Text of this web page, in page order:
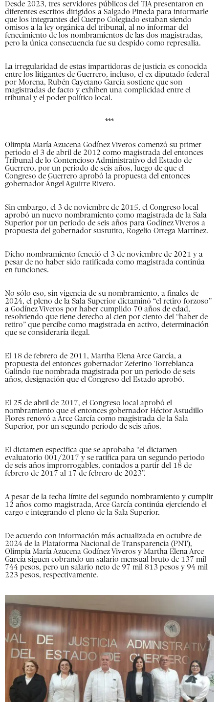
Desde 2023, tres servidores públicos del TJA presentaron en
diferentes escritos dirigidos a Salgado Pineda para informarle
que los integrantes del Cuerpo Colegiado estaban siendo
omisos a la ley orgánica del tribunal, al no informar del
fenecimiento de los nombramientos de las dos magistradas,
pero la única consecuencia fue su despido como represalia.
La irregularidad de estas impartidoras de justicia es conocida
entre los litigantes de Guerrero, incluso, el ex diputado federal
por Morena, Rubén Cayetano García sostiene que son
magistradas de facto y exhiben una complicidad entre el
tribunal y el poder político local.
***
Olimpia María Azucena Godínez Viveros comenzó su primer
periodo el 3 de abril de 2012 como magistrada del entonces
Tribunal de lo Contencioso Administrativo del Estado de
Guerrero, por un periodo de seis años, luego de que el
Congreso de Guerrero aprobó la propuesta del entonces
gobernador Ángel Aguirre Rivero.
Sin embargo, el 3 de noviembre de 2015, el Congreso local
aprobó un nuevo nombramiento como magistrada de la Sala
Superior por un periodo de seis años para Godínez Viveros a
propuesta del gobernador sustutito, Rogelio Ortega Martínez.
Dicho nombramiento feneció el 3 de noviembre de 2021 y a
pesar de no haber sido ratificada como magistrada continúa
en funciones.
No sólo eso, sin vigencia de su nombramiento, a finales de
2024, el pleno de la Sala Superior dictaminó “el retiro forzoso”
a Godínez Viveros por haber cumplido 70 años de edad,
resolviendo que tiene derecho al cien por ciento del “haber de
retiro” que percibe como magistrada en activo, determinación
que se consideraría ilegal.
El 18 de febrero de 2011, Martha Elena Arce García, a
propuesta del entonces gobernador Zeferino Torreblanca
Galindo fue nombrada magistrada por un periodo de seis
años, designación que el Congreso del Estado aprobó.
El 25 de abril de 2017, el Congreso local aprobó el
nombramiento que el entonces gobernador Héctor Astudillo
Flores renovó a Arce García como magistrada de la Sala
Superior, por un segundo periodo de seis años.
El dictamen especifica que se aprobaba “el dictamen
evaluatorio 001/2017 y se ratifica para un segundo periodo
de seis años improrrogables, contados a partir del 18 de
febrero de 2017 al 17 de febrero de 2023”.
A pesar de la fecha límite del segundo nombramiento y cumplir
12 años como magistrada, Arce García continúa ejerciendo el
cargo e integrando el pleno de la Sala Superior.
De acuerdo con información más actualizada en octubre de
2024 de la Plataforma Nacional de Transparencia (PNT),
Olimpia María Azucena Godínez Viveros y Martha Elena Arce
García siguen cobrando un salario mensual bruto de 137 mil
744 pesos, pero un salario neto de 97 mil 813 pesos y 94 mil
223 pesos, respectivamente.